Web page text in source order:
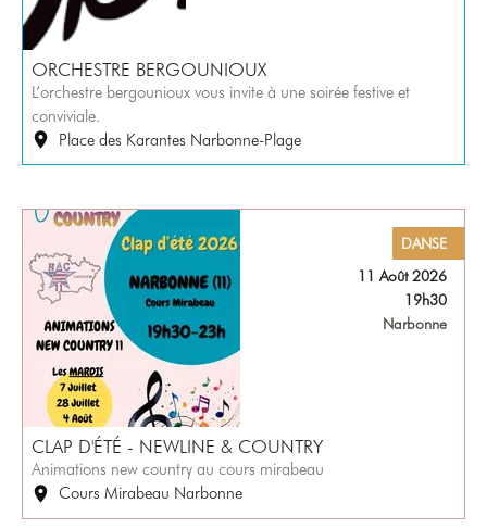
ORCHESTRE BERGOUNIOUX
L’orchestre bergounioux vous invite à une soirée festive et
conviviale.
Place des Karantes Narbonne-Plage
DANSE
11 Août 2026
19h30
Narbonne
CLAP D'ÉTÉ - NEWLINE & COUNTRY
Animations new country au cours mirabeau
Cours Mirabeau Narbonne